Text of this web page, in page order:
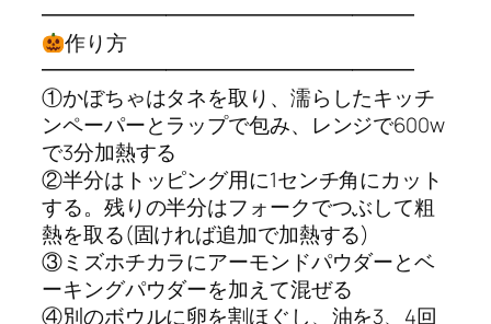
━━━━━━━━━━━━━━━━━━
作り方
━━━━━━━━━━━━━━━━━━
①かぼちゃはタネを取り、濡らしたキッチ
ンペーパーとラップで包み、レンジで600w
で3分加熱する
②半分はトッピング用に1センチ角にカット
する。残りの半分はフォークでつぶして粗
熱を取る(固ければ追加で加熱する)
③ミズホチカラにアーモンドパウダーとベ
ーキングパウダーを加えて混ぜる
④別のボウルに卵を割ほぐし、油を3、4回